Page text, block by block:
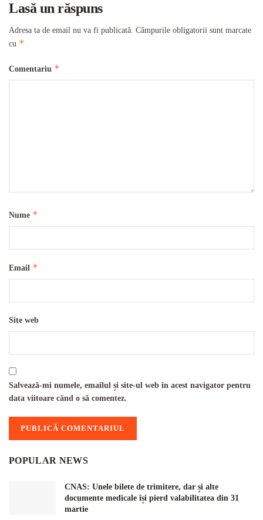
Lasă un răspuns
Adresa ta de email nu va fi publicată. Câmpurile obligatorii sunt marcate
cu *
Comentariu *
Nume *
Email *
Site web
Salvează-mi numele, emailul și site-ul web în acest navigator pentru
data viitoare când o să comentez.
POPULAR NEWS
CNAS: Unele bilete de trimitere, dar și alte
documente medicale își pierd valabilitatea din 31
martie